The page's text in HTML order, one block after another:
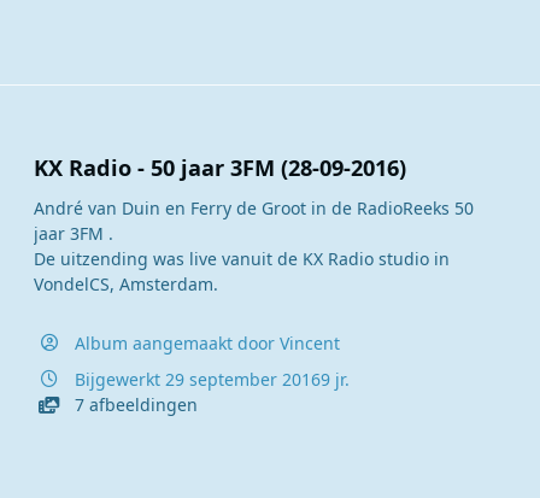
KX Radio - 50 jaar 3FM (28-09-2016)
André van Duin en Ferry de Groot in de RadioReeks 50
jaar 3FM .
De uitzending was live vanuit de KX Radio studio in
VondelCS, Amsterdam.
Album aangemaakt door Vincent
Bijgewerkt 29 september 20169 jr.
7 afbeeldingen